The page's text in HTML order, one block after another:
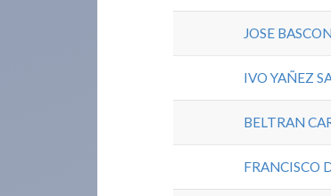
JOSE
IVO YAÑEZ
BELTRAN
FRANCISCO